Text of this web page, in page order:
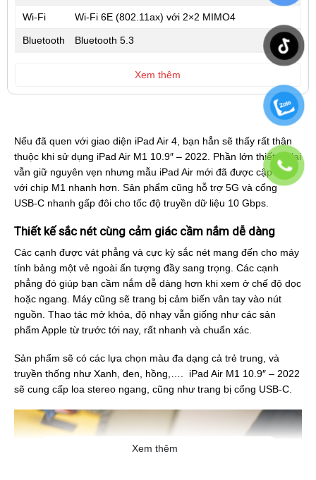
Nếu đã quen với giao diện iPad Air 4, bạn hẳn sẽ thấy rất thân
thuộc khi sử dụng iPad Air M1 10.9″ – 2022. Phần lớn thiết kế lại
vẫn giữ nguyên vẹn nhưng mẫu iPad Air mới đã được cập nhật
với chip M1 nhanh hơn. Sản phẩm cũng hỗ trợ 5G và cổng
USB-C nhanh gấp đôi cho tốc độ truyền dữ liệu 10 Gbps.
Thiết kế sắc nét cùng cảm giác cầm nắm dễ dàng
Các cạnh được vát phẳng và cực kỳ sắc nét mang đến cho máy
tính bảng một vẻ ngoài ấn tượng đầy sang trọng. Các cạnh
phẳng đó giúp bạn cầm nắm dễ dàng hơn khi xem ở chế độ dọc
hoặc ngang. Máy cũng sẽ trang bị cảm biến vân tay vào nút
nguồn. Thao tác mở khóa, độ nhạy vẫn giống như các sản
phẩm Apple từ trước tới nay, rất nhanh và chuẩn xác.
Sản phẩm sẽ có các lựa chọn màu đa dạng cả trẻ trung, và
truyền thống như Xanh, đen, hồng,…. iPad Air M1 10.9″ – 2022
sẽ cung cấp loa stereo ngang, cũng như trang bị cổng USB-C.
Xem thêm
Wi-Fi Wi‑Fi 6E (802.11ax) với 2×2 MIMO4
Bluetooth Bluetooth 5.3
Xem thêm